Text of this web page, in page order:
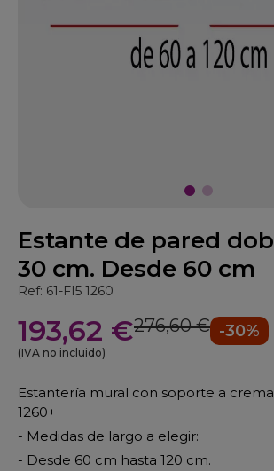
Estante de pared
30 cm. Desde 60 cm
Ref: 61-FI5 1260
193,62 €276,60 € -30%
(IVA no incluido)
Estantería mural con soporte a
1260+
- Medidas de largo a elegir:
- Desde 60 cm hasta 120 cm.